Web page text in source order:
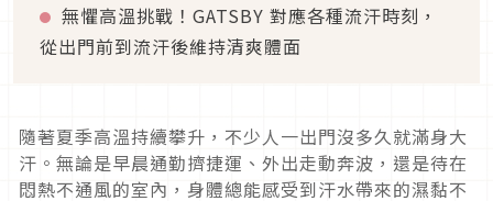
無懼高溫挑戰！GATSBY 對應各種流汗時刻，
從出門前到流汗後維持清爽體面
隨著夏季高溫持續攀升，不少人一出門沒多久就滿身大
汗。無論是早晨通勤擠捷運、外出走動奔波，還是待在
悶熱不通風的室內，身體總能感受到汗水帶來的濕黏不